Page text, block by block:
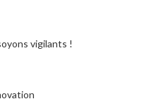
vigilants !